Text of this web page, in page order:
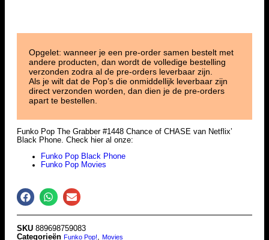
Opgelet: wanneer je een pre-order samen bestelt met
andere producten, dan wordt de volledige bestelling
verzonden zodra al de pre-orders leverbaar zijn.
Als je wilt dat de Pop’s die onmiddellijk leverbaar zijn
direct verzonden worden, dan dien je de pre-orders
apart te bestellen.
Funko Pop The Grabber #1448 Chance of CHASE van Netflix’
Black Phone. Check hier al onze:
Funko Pop Black Phone
Funko Pop Movies
SKU 889698759083
Categorieën Funko Pop!, Movies